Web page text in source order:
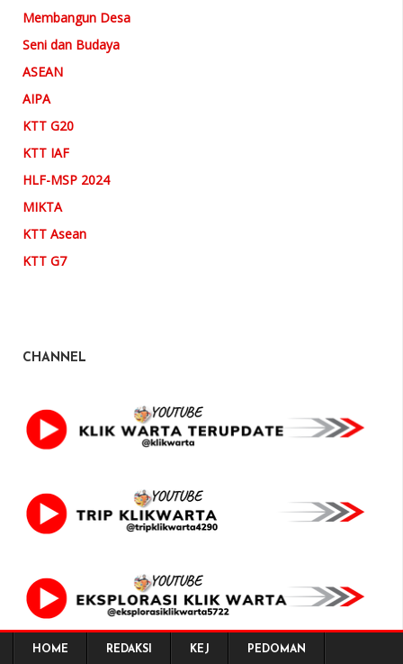
Membangun Desa
Seni dan Budaya
ASEAN
AIPA
KTT G20
KTT IAF
HLF-MSP 2024
MIKTA
KTT Asean
KTT G7
CHANNEL
HOME REDAKSI KEJ PEDOMAN